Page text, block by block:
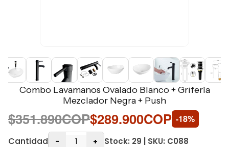
Combo Lavamanos Ovalado Blanco + Grifería
Mezclador Negra + Push
$351.890COP$289.900COP -18%
Cantidad
- + Stock: 29 | SKU: C088